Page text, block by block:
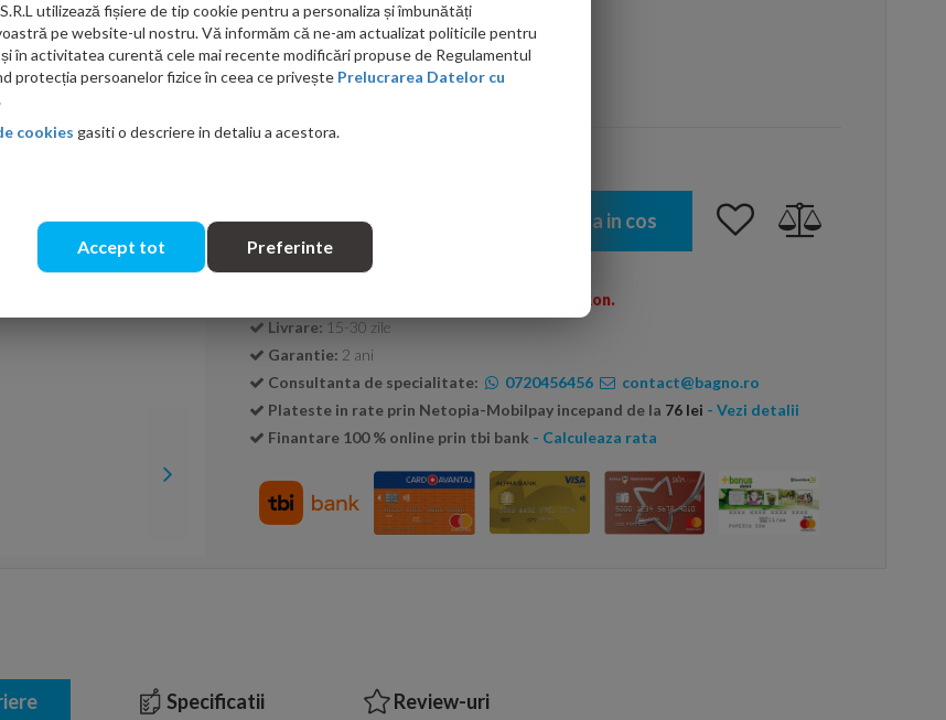
PRP: 526.00 RON
457.00 RON
Ati gasit in alta parte mai ieftin?
Cantitate: Adauga in cos
Transport GRATUIT la comenzi peste 600 Ron.
Livrare: 15-30 zile
Garantie: 2 ani
Consultanta de specialitate:
0720456456
contact@bagno.ro
Plateste in rate prin Netopia-Mobilpay incepand de la 76 lei - Vezi detalii
Finantare 100 % online prin tbi bank - Calculeaza rata
Specificatii Review-uri
utilizează fișiere de tip cookie pentru a personaliza și îmbunătăți
pe website-ul nostru. Vă informăm că ne-am actualizat politicile pentru
în activitatea curentă cele mai recente modificări propuse de Regulamentul
protecția persoanelor fizice în ceea ce privește Prelucrarea Datelor cu
cookies gasiti o descriere in detaliu a acestora.
Accept tot Preferinte